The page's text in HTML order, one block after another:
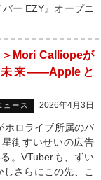
ー EZY』オープニ
＞Mori Calliopeが
来――Appleと
ュース 2026年4月3日
ロライブ所属のバ
街すいせいの広告
。VTuberも、ずい
さらにこの先、こ